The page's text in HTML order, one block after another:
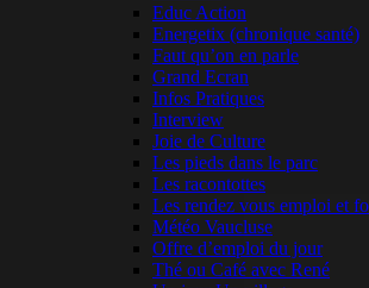
Educ Action
Energetix (chronique santé)
Faut qu’on en parle
Grand Ecran
Infos Pratiques
Interview
Joie de Culture
Les pieds dans le parc
Les racontottes
Les rendez vous emploi et
Météo Vaucluse
Offre d’emploi du jour
Thé ou Café avec René